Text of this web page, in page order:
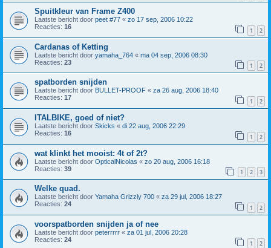
Spuitkleur van Frame Z400
Laatste bericht door peet #77 « zo 17 sep, 2006 10:22
Reacties: 16 1 2
Cardanas of Ketting
Laatste bericht door yamaha_764 « ma 04 sep, 2006 08:30
Reacties: 23 1 2
spatborden snijden
Laatste bericht door BULLET-PROOF « za 26 aug, 2006 18:40
Reacties: 17 1 2
ITALBIKE, goed of niet?
Laatste bericht door Skicks « di 22 aug, 2006 22:29
Reacties: 16 1 2
wat klinkt het mooist: 4t of 2t?
Laatste bericht door OpticalNicolas « zo 20 aug, 2006 16:18
Reacties: 39 1 2 3
Welke quad.
Laatste bericht door Yamaha Grizzly 700 « za 29 jul, 2006 18:27
Reacties: 24 1 2
voorspatborden snijden ja of nee
Laatste bericht door peterrrrr « za 01 jul, 2006 20:28
Reacties: 24 1 2